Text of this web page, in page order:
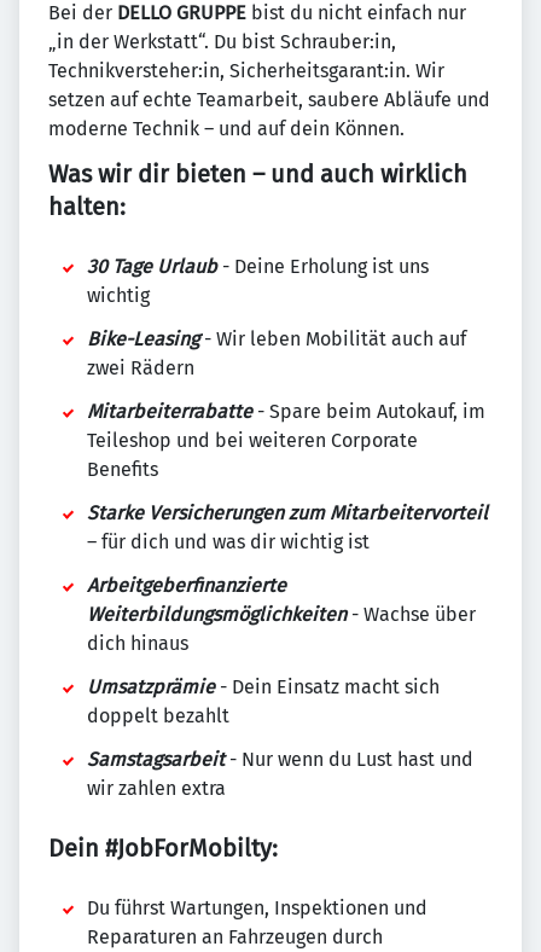
Bei der DELLO GRUPPE bist du nicht einfach nur
„in der Werkstatt“. Du bist Schrauber:in,
Technikversteher:in, Sicherheitsgarant:in. Wir
setzen auf echte Teamarbeit, saubere Abläufe und
moderne Technik – und auf dein Können.
Was wir dir bieten – und auch wirklich
halten:
30 Tage Urlaub- Deine Erholung ist uns
wichtig
Bike-Leasing- Wir leben Mobilität auch auf
zwei Rädern
Mitarbeiterrabatte- Spare beim Autokauf, im
Teileshop und bei weiteren Corporate
Benefits
Starke Versicherungen zum Mitarbeitervorteil
– für dich und was dir wichtig ist
Arbeitgeberfinanzierte
Weiterbildungsmöglichkeiten- Wachse über
dich hinaus
Umsatzprämie- Dein Einsatz macht sich
doppelt bezahlt
Samstagsarbeit- Nur wenn du Lust hast und
wir zahlen extra
Dein #JobForMobilty:
Du führst Wartungen, Inspektionen und
Reparaturen an Fahrzeugen durch